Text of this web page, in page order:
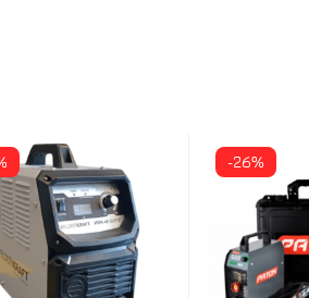
-26%